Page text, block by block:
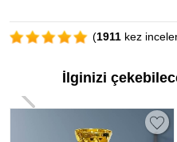
(1911 kez
İlginizi